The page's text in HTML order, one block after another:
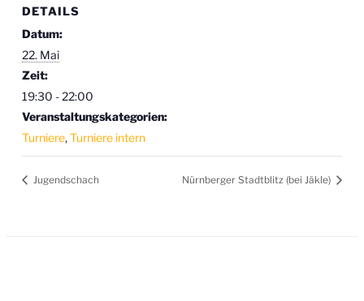
DETAILS
Datum:
22. Mai
Zeit:
19:30 - 22:00
Veranstaltungskategorien:
Turniere,Turniere intern
Jugendschach Nürnberger Stadtblitz (bei Jäkle)